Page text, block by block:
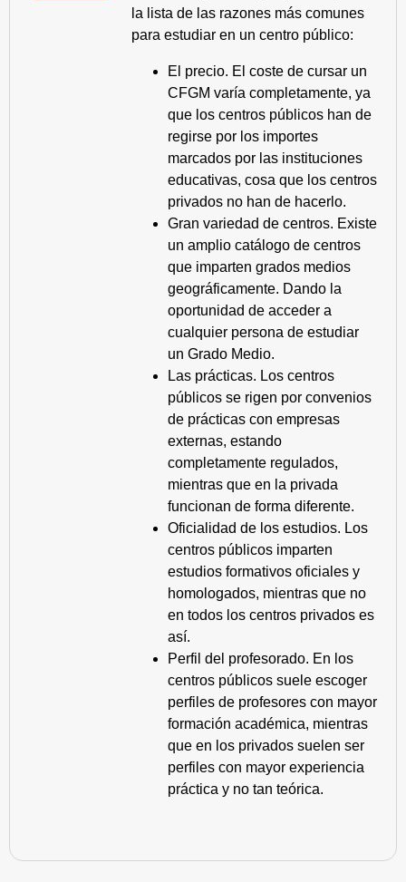
la lista de las razones más comunes
para estudiar en un centro público:
El precio. El coste de cursar un
CFGM varía completamente, ya
que los centros públicos han de
regirse por los importes
marcados por las instituciones
educativas, cosa que los centros
privados no han de hacerlo.
Gran variedad de centros. Existe
un amplio catálogo de centros
que imparten grados medios
geográficamente. Dando la
oportunidad de acceder a
cualquier persona de estudiar
un Grado Medio.
Las prácticas. Los centros
públicos se rigen por convenios
de prácticas con empresas
externas, estando
completamente regulados,
mientras que en la privada
funcionan de forma diferente.
Oficialidad de los estudios. Los
centros públicos imparten
estudios formativos oficiales y
homologados, mientras que no
en todos los centros privados es
así.
Perfil del profesorado. En los
centros públicos suele escoger
perfiles de profesores con mayor
formación académica, mientras
que en los privados suelen ser
perfiles con mayor experiencia
práctica y no tan teórica.